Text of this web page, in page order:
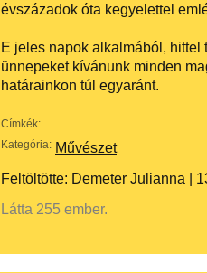
évszázadok óta kegyelettel
E jeles napok alkalmából,
ünnepeket kívánunk minden
határainkon túl egyaránt.
Címkék:
Kategória: Művészet
Feltöltötte: Demeter Julianna |
Látta 255 ember.